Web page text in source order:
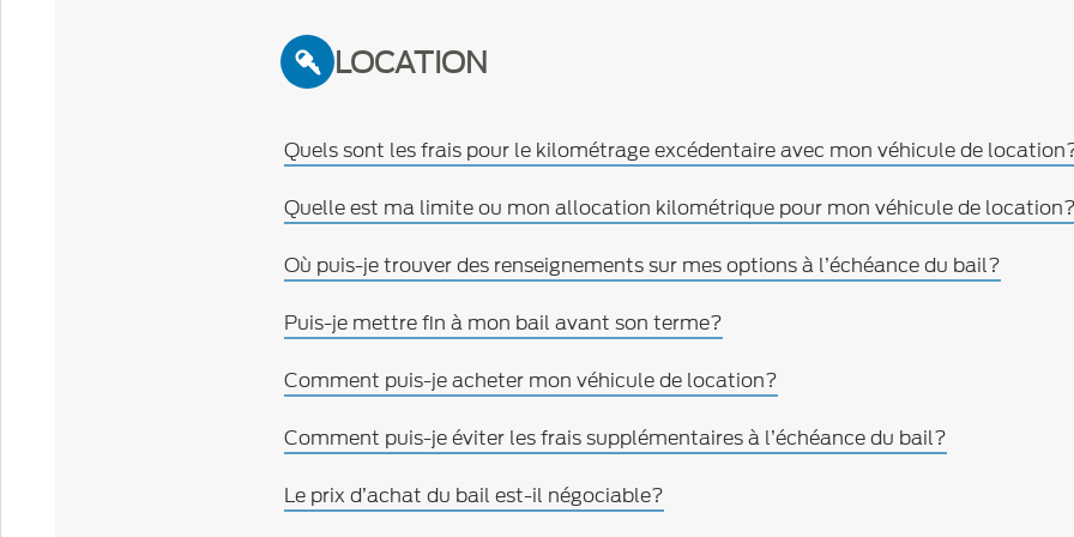
LOCATION
Quels sont les frais pour le kilométrage excédentaire avec mon véhicule de
Quelle est ma limite ou mon allocation kilométrique pour mon véhicule de
Où puis-je trouver des renseignements sur mes options à l’échéance du bail?
Puis-je mettre fin à mon bail avant son terme?
Comment puis-je acheter mon véhicule de location?
Comment puis-je éviter les frais supplémentaires à l’échéance du bail?
Le prix d’achat du bail est-il négociable?